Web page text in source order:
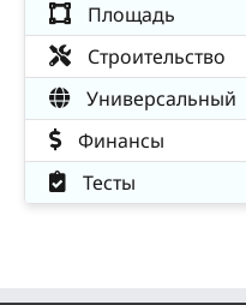
Площадь
Строительство
Универсальный
Финансы
Тесты